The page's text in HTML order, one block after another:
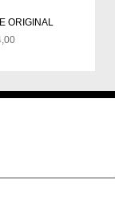
ORIGINAL